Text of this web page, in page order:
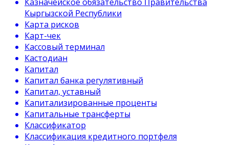
Кыргызской Республики
Карта рисков
Карт-чек
Кассовый терминал
Кастодиан
Капитал
Капитал банка регулятивный
Капитал, уставный
Капитализированные проценты
Капитальные трансферты
Классификатор
Классификация кредитного портфеля